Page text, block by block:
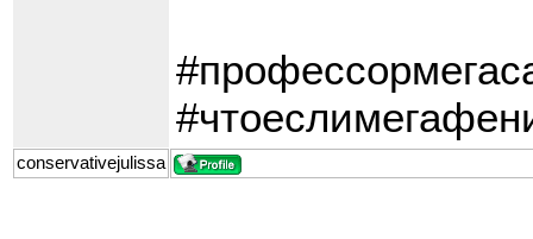
conservativejulissa